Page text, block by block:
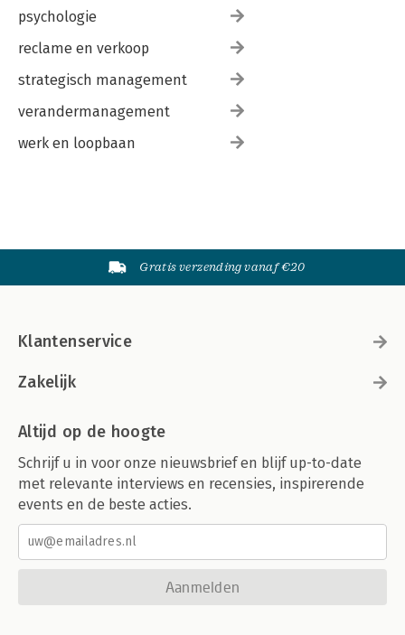
psychologie
reclame en verkoop
strategisch management
verandermanagement
werk en loopbaan
Gratis verzending vanaf €20
Klantenservice
Zakelijk
Altijd op de hoogte
Schrijf u in voor onze nieuwsbrief en blijf up-to-date
met relevante interviews en recensies, inspirerende
events en de beste acties.
Aanmelden